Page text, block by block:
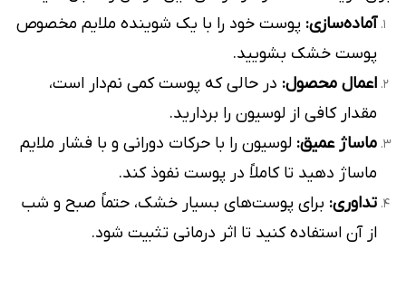
آماده‌سازی: پوست خود را با یک شوینده ملایم مخصوص
پوست خشک بشویید.
اعمال محصول: در حالی که پوست کمی نم‌دار است،
مقدار کافی از لوسیون را بردارید.
ماساژ عمیق: لوسیون را با حرکات دورانی و با فشار ملایم
ماساژ دهید تا کاملاً در پوست نفوذ کند.
تداوری: برای پوست‌های بسیار خشک، حتماً صبح و شب
از آن استفاده کنید تا اثر درمانی تثبیت شود.